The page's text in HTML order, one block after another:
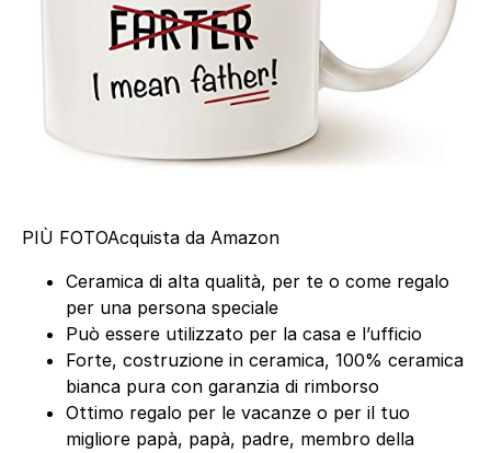
PIÙ FOTOAcquista da Amazon
Ceramica di alta qualità, per te o come regalo
per una persona speciale
Può essere utilizzato per la casa e l’ufficio
Forte, costruzione in ceramica, 100% ceramica
bianca pura con garanzia di rimborso
Ottimo regalo per le vacanze o per il tuo
migliore papà, papà, padre, membro della